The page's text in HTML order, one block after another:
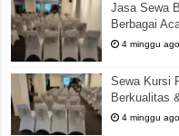
Jasa Sewa
Berbagai
4 minggu ago
Sewa Kursi
Berkualitas
4 minggu ago